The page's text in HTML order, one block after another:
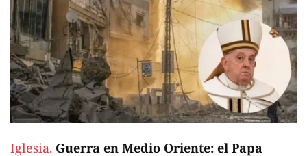
Iglesia. Guerra en Medio Oriente: el Papa